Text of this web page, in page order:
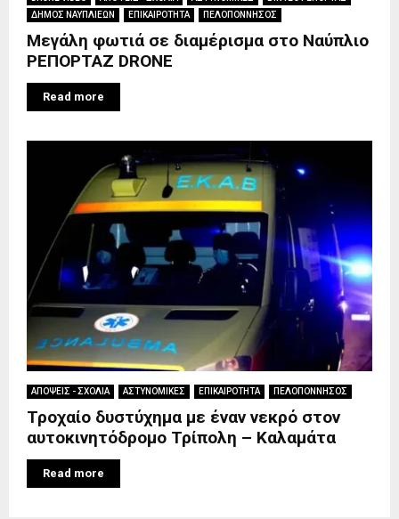
ΔΗΜΟΣ ΝΑΥΠΛΙΕΩΝ
ΕΠΙΚΑΙΡΟΤΗΤΑ ΠΕΛΟΠΟΝΝΗΣΟΣ
Μεγάλη φωτιά σε διαμέρισμα στο Ναύπλιο
ΡΕΠΟΡΤΑΖ DRONE
Read more
ΑΠΟΨΕΙΣ - ΣΧΟΛΙΑ ΑΣΤΥΝΟΜΙΚΕΣ ΕΠΙΚΑΙΡΟΤΗΤΑ ΠΕΛΟΠΟΝΝΗΣΟΣ
Τροχαίο δυστύχημα με έναν νεκρό στον
αυτοκινητόδρομο Τρίπολη – Καλαμάτα
Read more